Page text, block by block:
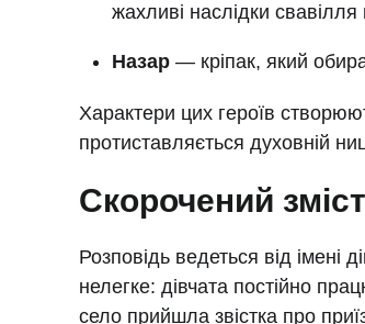
жахливі наслідки свавілля
Назар — кріпак, який
Характери цих героїв
протиставляється духовній
Скорочений
Розповідь ведеться від імені
нелегке: дівчата постійно
село прийшла звістка про